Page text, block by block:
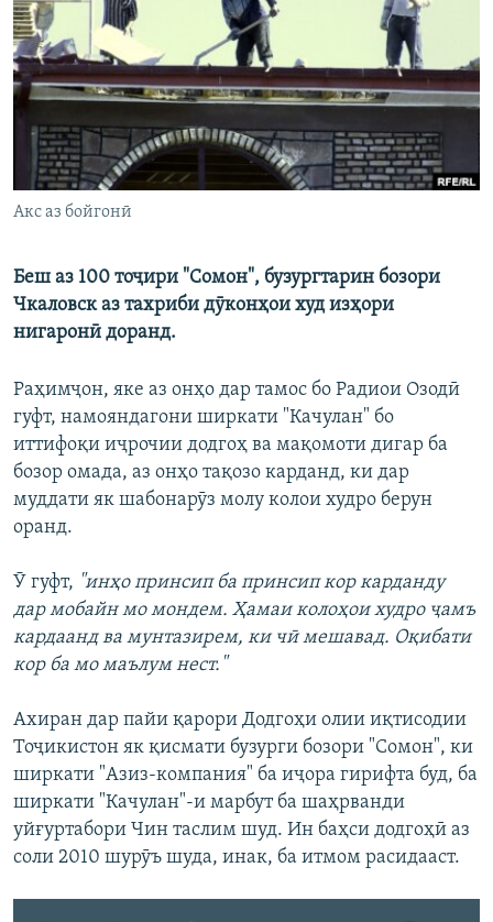
ГУЗОРИШҲОИ РАДИОӢ
Русский
ПАЙГИРӢ КУНЕД
Акс аз бойгонӣ
Беш аз 100 тоҷири "Сомон", бузургтарин бозори
Чкаловск аз тахриби дӯконҳои худ изҳори
нигаронӣ доранд.
Раҳимҷон, яке аз онҳо дар тамос бо Радиои Озодӣ
гуфт, намояндагони ширкати "Качулан" бо
иттифоқи иҷрочии додгоҳ ва мақомоти дигар ба
бозор омада, аз онҳо тақозо карданд, ки дар
муддати як шабонарӯз молу колои худро берун
оранд.
Ӯ гуфт, "инҳо принсип ба принсип кор карданду
дар мобайн мо мондем. Ҳамаи колоҳои худро ҷамъ
кардаанд ва мунтазирем, ки чӣ мешавад. Оқибати
кор ба мо маълум нест."
Ахиран дар пайи қарори Додгоҳи олии иқтисодии
Тоҷикистон як қисмати бузурги бозори "Сомон", ки
ширкати "Азиз-компания" ба иҷора гирифта буд, ба
ширкати "Качулан"-и марбут ба шаҳрванди
уйғуртабори Чин таслим шуд. Ин баҳси додгоҳӣ аз
соли 2010 шурӯъ шуда, инак, ба итмом расидааст.